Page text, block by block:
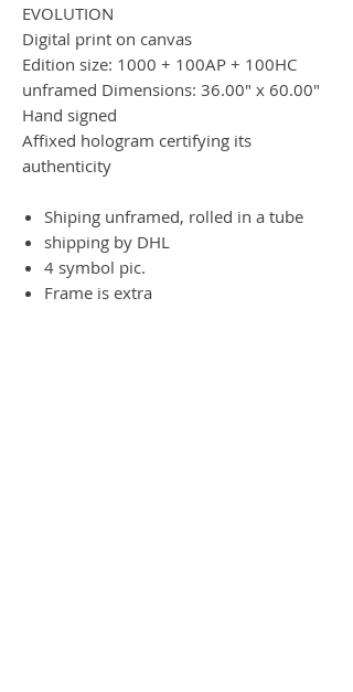
EVOLUTION
Digital print on canvas
Edition size: 1000 + 100AP + 100HC
unframed Dimensions: 36.00" x 60.00"
Hand signed
Affixed hologram certifying its
authenticity
Shiping unframed, rolled in a tube
shipping by DHL
4 symbol pic.
Frame is extra